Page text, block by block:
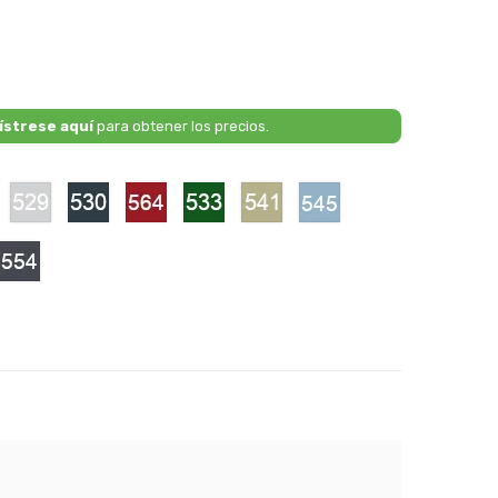
aquípara obtener los precios.
528
529
530
564
533
541